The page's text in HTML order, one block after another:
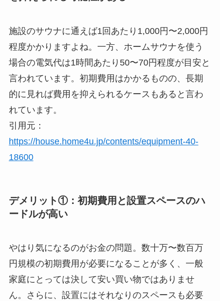
施設のサウナに通えば1回あたり1,000円〜2,000円
程度かかりますよね。一方、ホームサウナを使う
場合の電気代は1時間あたり50〜70円程度が目安と
言われています。初期費用はかかるものの、長期
的に見れば費用を抑えられるケースもあると言わ
れています。
引用元：
https://house.home4u.jp/contents/equipment-40-
18600
デメリット①：初期費用と設置スペースのハ
ードルが高い
やはり気になるのがお金の問題。数十万〜数百万
円規模の初期費用が必要になることが多く、一般
家庭にとっては決して安い買い物ではありませ
ん。さらに、設置にはそれなりのスペースも必要